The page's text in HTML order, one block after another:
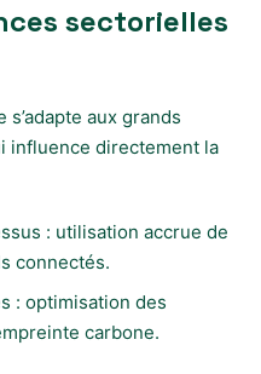
sectorielles
aux grands
influence directement la
: utilisation accrue de
connectés.
: optimisation des
carbone.